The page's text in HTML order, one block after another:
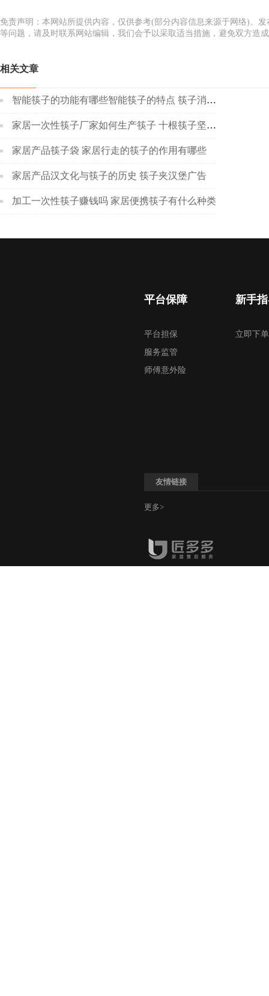
免责声明：本网站所提供内容，仅供参考(部分内容信息来源于网络)。
等问题，请及时联系网站编辑，我们会予以采取适当措施，避免双方造
相关文章
智能筷子的功能有哪些智能筷子的特点 筷子消毒器
家居一次性筷子厂家如何生产筷子 十根筷子坚如铁
家居产品筷子袋 家居行走的筷子的作用有哪些
家居产品汉文化与筷子的历史 筷子夹汉堡广告
加工一次性筷子赚钱吗 家居便携筷子有什么种类
平台保障
平台担保
服务监管
师傅意外险
新手
立即下单
友情链接
更多>